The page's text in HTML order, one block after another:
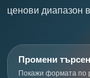
ценови диапазон
Промени
Покажи формата по